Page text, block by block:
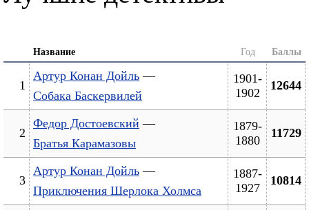
Название Год Баллы
1
Артур Конан Дойль —
Собака Баскервилей
1901-
1902
12644
2
Федор Достоевский —
Братья Карамазовы
1879-
1880
11729
3
Артур Конан Дойль —
Приключения Шерлока Холмса
1887-
1927
10814